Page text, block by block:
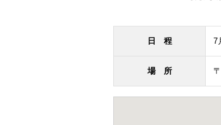
日 程 7
場 所